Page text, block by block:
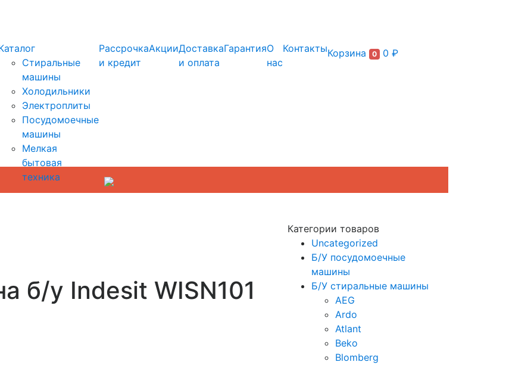
Стиральные
машины
Холодильники
Электроплиты
Посудомоечные
машины
Мелкая
бытовая
техника
Рассрочка
и кредит
АкцииДоставка
и оплата
ГарантияО
нас
КонтактыКорзина 0 0 ₽
б/у Indesit WISN101
Категории товаров
Uncategorized
Б/У посудомоечные
машины
Б/У стиральные машины
AEG
Ardo
Atlant
Beko
Blomberg